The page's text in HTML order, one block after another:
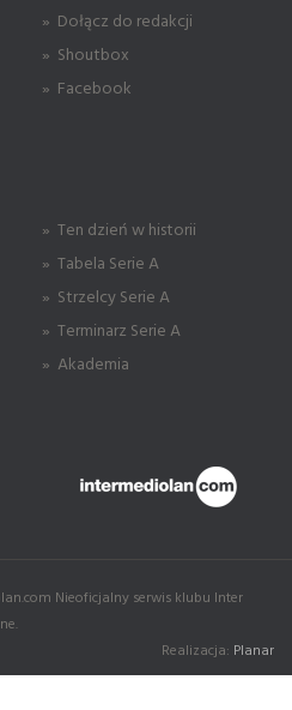
» Dołącz do redakcji
» Shoutbox
» Facebook
» Ten dzień w historii
» Tabela Serie A
» Strzelcy Serie A
» Terminarz Serie A
» Akademia
Nieoficjalny serwis klubu Inter
Realizacja: Planar